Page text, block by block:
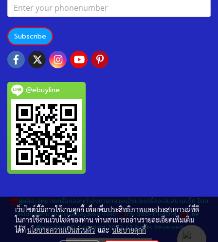
Subscribe
@ebuyline
ผู้ผลิต-จหน่ายเครื่องออกกำลังกายกลางแจ้งและเครื่องเล่นสนามเด็ก โดย
บริษัทโฟฟาน เซนได เอ็นจิเนียริ่ง จำกัด
โทร 080-111-4014
Line :
@ebuyline © Copyright 2023 All Rights Reserved
เว็บไซต์นี้มีการใช้งานคุกกี้ เพื่อเพิ่มประสิทธิภาพและประสบการณ์ที่ดี
ในการใช้งานเว็บไซต์ของท่าน ท่านสามารถอ่านรายละเอียดเพิ่มเติม
ได้ที่นโยบายความเป็นส่วนตัวและนโยบายคุกกี้